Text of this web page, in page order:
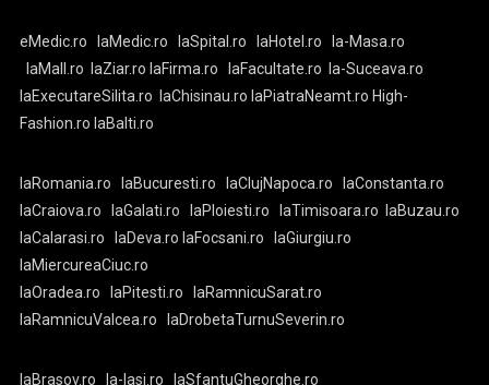
eMedic.ro laMedic.ro laSpital.ro laHotel.ro
la-Masa.ro
laMall.ro
laZiar.ro laFirma.ro laFacultate.ro
la-Suceava.ro
laExecutareSilita.ro
laChisinau.ro laPiatraNeamt.ro High-
Fashion.ro laBalti.ro
laRomania.ro laBucuresti.ro laClujNapoca.ro
laConstanta.ro
laCraiova.ro
laGalati.ro laPloiesti.ro laTimisoara.ro
laBuzau.ro
laCalarasi.ro
laDeva.ro laFocsani.ro
laGiurgiu.ro
laMiercureaCiuc.ro
laOradea.ro
laPitesti.ro
laRamnicuSarat.ro
laRamnicuValcea.ro
laDrobetaTurnuSeverin.ro
laBrasov.ro la-Iasi.ro laSfantuGheorghe.ro